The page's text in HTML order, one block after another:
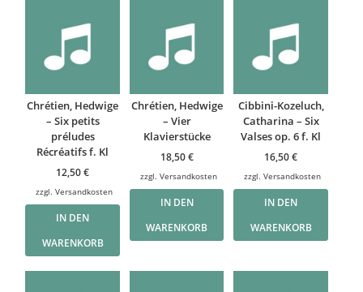
Chrétien, Hedwige
– Six petits
préludes
Récréatifs f. Kl
12,50€
zzgl.Versandkosten
IN DEN
WARENKORB
Chrétien, Hedwige
– Vier
Klavierstücke
18,50€
zzgl. Versandkosten
IN DEN
WARENKORB
Cibbini-Kozeluch,
Catharina – Six
Valses op. 6 f. Kl
16,50€
zzgl.Versandkosten
IN DEN
WARENKORB